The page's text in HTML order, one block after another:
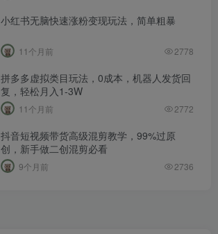
小红书无脑快速涨粉变现玩法，简单粗暴
11个月前 2778
拼多多虚拟类目玩法，0成本，机器人发货回
复，轻松月入1-3W
11个月前 2772
抖音短视频带货高级混剪教学，99%过原
创，新手做二创混剪必看
9个月前 2736